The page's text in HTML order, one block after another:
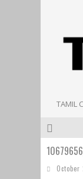
TAMIL
October